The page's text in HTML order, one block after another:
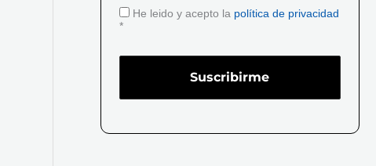
He leido y acepto la política de privacidad
*